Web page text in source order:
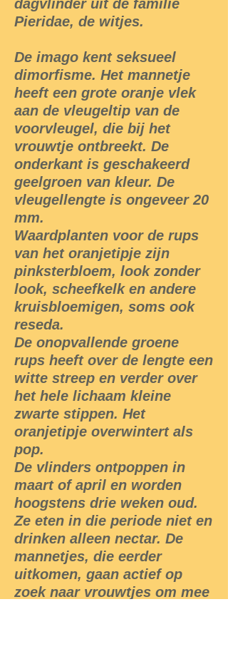
dagvlinder uit de familie
Pieridae, de witjes.
De imago kent seksueel
dimorfisme. Het mannetje
heeft een grote oranje vlek
aan de vleugeltip van de
voorvleugel, die bij het
vrouwtje ontbreekt. De
onderkant is geschakeerd
geelgroen van kleur. De
vleugellengte is ongeveer 20
mm.
Waardplanten voor de rups
van het oranjetipje zijn
pinksterbloem, look zonder
look, scheefkelk en andere
kruisbloemigen, soms ook
reseda.
De onopvallende groene
rups heeft over de lengte een
witte streep en verder over
het hele lichaam kleine
zwarte stippen. Het
oranjetipje overwintert als
pop.
De vlinders ontpoppen in
maart of april en worden
hoogstens drie weken oud.
Ze eten in die periode niet en
drinken alleen nectar. De
mannetjes, die eerder
uitkomen, gaan actief op
zoek naar vrouwtjes om mee